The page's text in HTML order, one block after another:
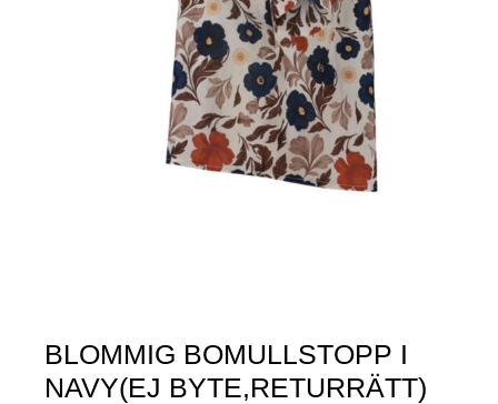
BLOMMIG BOMULLSTOPP I
NAVY(EJ BYTE,RETURRÄTT)